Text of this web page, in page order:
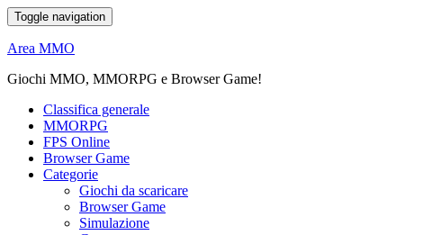
Toggle navigation
Area MMO
Giochi MMO, MMORPG e Browser Game!
Classifica generale
MMORPG
FPS Online
Browser Game
Categorie
Giochi da scaricare
Browser Game
Simulazione